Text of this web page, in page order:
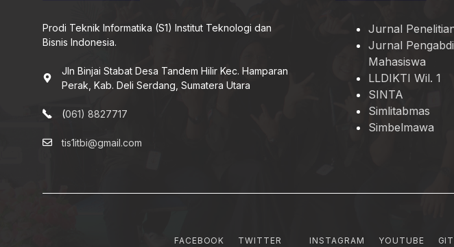
Prodi Teknik Informatika (S1) Institut Teknologi dan
Bisnis Indonesia.
Jln Binjai Stabat Desa Tandem Hilir Kec. Hamparan
Perak, Kab. Deli Serdang, Sumatera Utara
(061) 8827717
tis1itbi@gmail.com
Jurnal
Jurnal
Mahasiswa
LLDIKTI Wil. 1
SINTA
Simlitabmas
Simbelmawa
FACEBOOK TWITTER INSTAGRAM YOUTUBE